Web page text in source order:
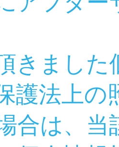
きました
護法上の
合は、当